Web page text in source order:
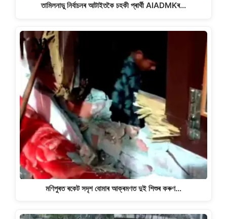
তামিলনাডু নিৰ্বাচনৰ আটাইতকৈ চহকী প্ৰাৰ্থী AIADMKৰ…
মণিপুৰত ৰকেট সদৃশ বোমাৰ আক্ৰমণত দুই শিশুৰ কৰুণ…